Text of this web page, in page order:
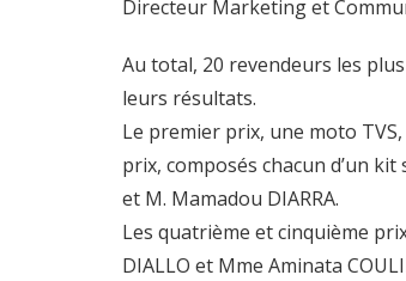
Directeur Marketing et
Au total, 20 revendeurs les
leurs résultats.
Le premier prix, une moto
prix, composés chacun d’un
et M. Mamadou DIARRA.
Les quatrième et cinquième
DIALLO et Mme Aminata